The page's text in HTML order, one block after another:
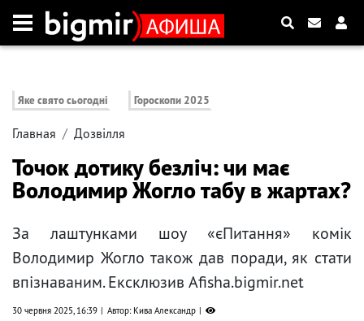
Яке свято сьогодні Гороскопи 2025
Главная Дозвілля
Точок дотику безліч: чи має
Володимир Жогло табу в жартах?
За лаштунками шоу «єПитання» комік
Володимир Жогло також дав поради, як стати
впізнаваним. Ексклюзив Afisha.bigmir.net
30 червня 2025, 16:39 Автор: Кива Александр